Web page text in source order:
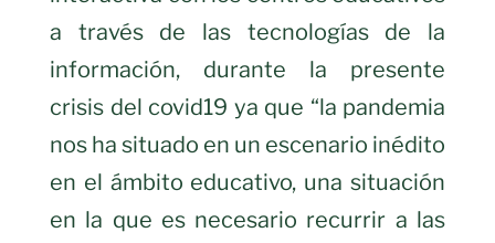
a través de las tecnologías de la
información, durante la presente
crisis del covid19 ya que “la pandemia
nos ha situado en un escenario inédito
en el ámbito educativo, una situación
en la que es necesario recurrir a las